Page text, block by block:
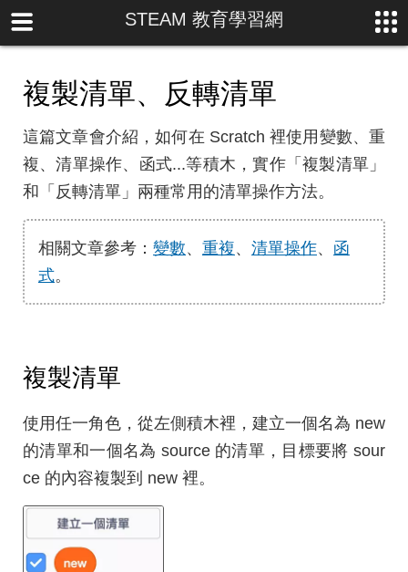
STEAM 教育學習網
複製清單、反轉清單
這篇文章會介紹，如何在 Scratch 裡使用變數、重
複、清單操作、函式...等積木，實作「複製清單」
和「反轉清單」兩種常用的清單操作方法。
相關文章參考： 變數、 重複、 清單操作、 函
式。
複製清單
使用任一角色，從左側積木裡，建立一個名為 new
的清單和一個名為 source 的清單，目標要將 sour
ce 的內容複製到 new 裡。